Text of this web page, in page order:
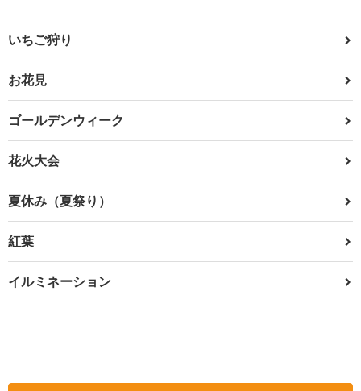
いちご狩り
お花見
ゴールデンウィーク
花火大会
夏休み（夏祭り）
紅葉
イルミネーション